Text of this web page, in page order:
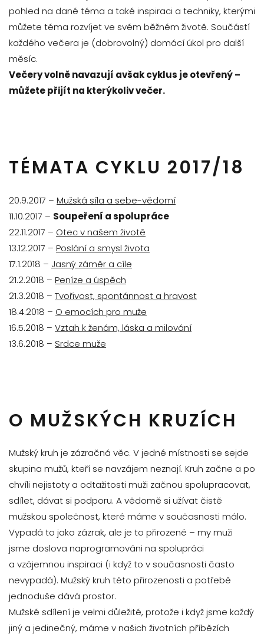
pohled na dané téma a také inspiraci a techniky, kterými
můžete téma rozvíjet ve svém běžném životě. Součástí
každého večera je (dobrovolný) domácí úkol pro další
měsíc.
Večery volně navazují avšak cyklus je otevřený –
můžete přijít na kterýkoliv večer.
TÉMATA CYKLU 2017/18
20.9.2017 – Mužská síla a sebe-vědomí
11.10.2017 – Soupeření a spolupráce
22.11.2017 – Otec v našem životě
13.12.2017 – Poslání a smysl života
17.1.2018 – Jasný záměr a cíle
21.2.2018 – Peníze a úspěch
21.3.2018 – Tvořivost, spontánnost a hravost
18.4.2018 – O emocích pro muže
16.5.2018 – Vztah k ženám, láska a milování
13.6.2018 – Srdce muže
O MUŽSKÝCH KRUZÍCH
Mužský kruh je zázračná věc. V jedné místnosti se sejde
skupina mužů, kteří se navzájem neznají. Kruh začne a po
chvíli nejistoty a odtažitosti muži začnou spolupracovat,
sdílet, dávat si podporu. A vědomě si užívat čistě
mužskou společnost, které máme v současnosti málo.
Vypadá to jako zázrak, ale je to přirozené – my muži
jsme doslova naprogramováni na spolupráci
a vzájemnou inspiraci (i když to v současnosti často
nevypadá). Mužský kruh této přirozenosti a potřebě
jednoduše dává prostor.
Mužské sdílení je velmi důležité, protože i když jsme každý
jiný a jedinečný, máme v našich životních příbězích